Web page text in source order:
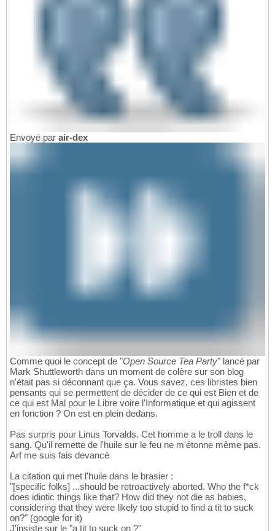
Envoyé par air-dex
Comme quoi le concept de "Open Source Tea Party" lancé par
Mark Shuttleworth dans un moment de colère sur son blog
n'était pas si déconnant que ça. Vous savez, ces libristes bien
pensants qui se permettent de décider de ce qui est Bien et de
ce qui est Mal pour le Libre voire l'Informatique et qui agissent
en fonction ? On est en plein dedans.
Pas surpris pour Linus Torvalds. Cet homme a le troll dans le
sang. Qu'il remette de l'huile sur le feu ne m'étonne même pas.
Arf me suis fais devancé
La citation qui met l'huile dans le brasier :
"[specific folks] ...should be retroactively aborted. Who the f*ck
does idiotic things like that? How did they not die as babies,
considering that they were likely too stupid to find a tit to suck
on?" (google for it)
J'insiste sur le "a tit to suck on ?"